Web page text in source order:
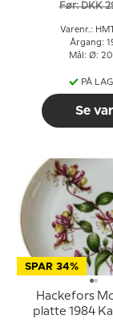
Før: DKK
Varenr.:
Årgang:
Mål: Ø:
PÅ
Se
SPAR 34%
Hackefors
platte 1984